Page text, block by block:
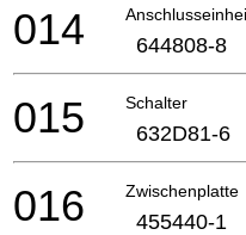
014 644808-8
Schalter
015 632D81-6
Zwischenplatte
016 455440-1